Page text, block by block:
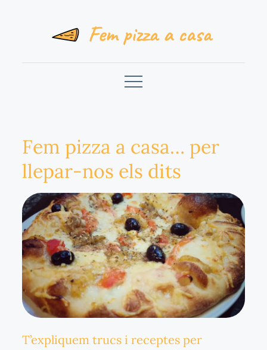
Fem pizza a casa
Fem pizza a casa… per
llepar-nos els dits
T’expliquem trucs i receptes per